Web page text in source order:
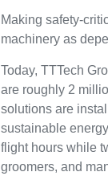
Making safety-
machinery as
Today, TTTech
are roughly 2
solutions are
sustainable
flight hours while
groomers, and